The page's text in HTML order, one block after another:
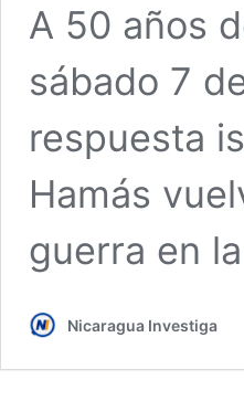
A 50 años
sábado 7
respuesta
Hamás
guerra en
Nicaragua Investiga